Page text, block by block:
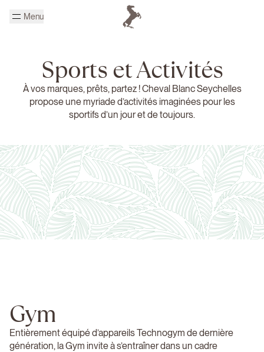
Menu
Sports et Activités
À vos marques, prêts, partez ! Cheval Blanc Seychelles
propose une myriade d’activités imaginées pour les
sportifs d’un jour et de toujours.
Gym
Entièrement équipé d’appareils Technogym de dernière
génération, la Gym invite à s’entraîner dans un cadre